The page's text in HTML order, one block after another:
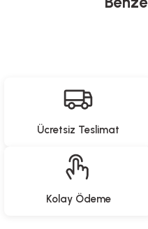
Uzaktan Kumandalı Işıklı
Ücretsiz Teslimat
Kolay Ödeme